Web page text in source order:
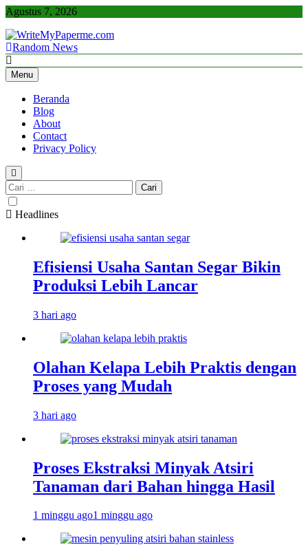
Skip
content
Agustus 7, 2026
WriteMyPaperme.com
Bisnis, Kuliner, Teknologi
Random News
Menu
Beranda
Blog
About
Contact
Privacy Policy
Cari
untuk:
Headlines
Efisiensi Usaha Santan Segar Bikin
Produksi Lebih Lancar
3 hari ago
Olahan Kelapa Lebih Praktis dengan
Proses yang Mudah
3 hari ago
Proses Ekstraksi Minyak Atsiri
Tanaman dari Bahan hingga Hasil
1 minggu ago1 minggu ago